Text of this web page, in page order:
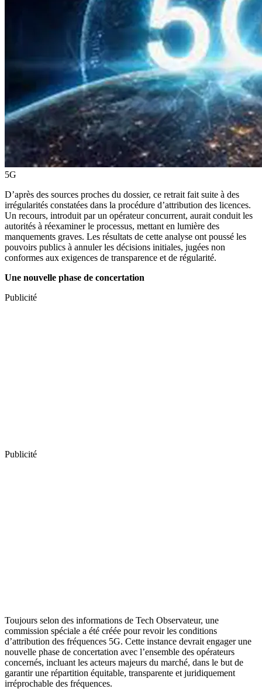
5G
D’après des sources proches du dossier, ce retrait fait suite à des
irrégularités constatées dans la procédure d’attribution des licences.
Un recours, introduit par un opérateur concurrent, aurait conduit les
autorités à réexaminer le processus, mettant en lumière des
manquements graves. Les résultats de cette analyse ont poussé les
pouvoirs publics à annuler les décisions initiales, jugées non
conformes aux exigences de transparence et de régularité.
Une nouvelle phase de concertation
Publicité
Publicité
Toujours selon des informations de Tech Observateur, une
commission spéciale a été créée pour revoir les conditions
d’attribution des fréquences 5G. Cette instance devrait engager une
nouvelle phase de concertation avec l’ensemble des opérateurs
concernés, incluant les acteurs majeurs du marché, dans le but de
garantir une répartition équitable, transparente et juridiquement
irréprochable des fréquences.